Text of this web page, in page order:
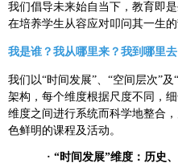
我们倡导未来始自当下，教育即
在培养学生从容应对叩问其一生的
我是谁？我从哪里来？我到哪里去
我们以“时间发展”、“空间层次”
架构，每个维度根据尺度不同，
维度之间进行系统而科学地整合
色鲜明的课程及活动。
· “时间发展”维度：历史